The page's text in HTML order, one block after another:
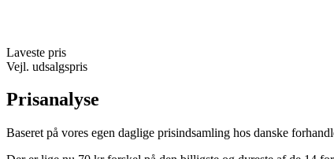
Laveste pris
Vejl. udsalgspris
Prisanalyse
Baseret på vores egen daglige prisindsamling hos danske